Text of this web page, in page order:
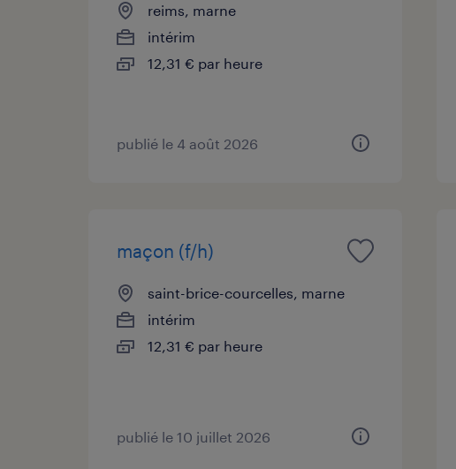
reims, marne
intérim
12,31 € par heure
publié le 4 août 2026
maçon (f/h)
saint-brice-courcelles, marne
intérim
12,31 € par heure
publié le 10 juillet 2026